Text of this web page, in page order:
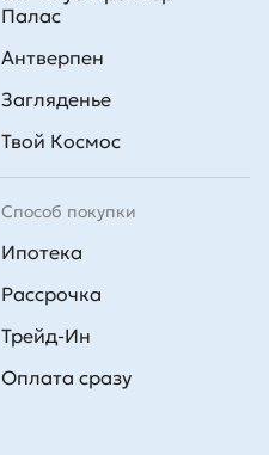
Способ покупки
Ипотека
Рассрочка
Трейд-Ин
Оплата сразу
Палас
Антверпен
Загляденье
Твой Космос